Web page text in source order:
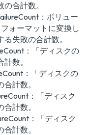
合計数。
：ボリュー
ォーマットに変換し
失敗の合計数。
：「ディスクの
数。
：「ディスクの
計数。
：「ディスク
計数。
：「ディスク
計数。